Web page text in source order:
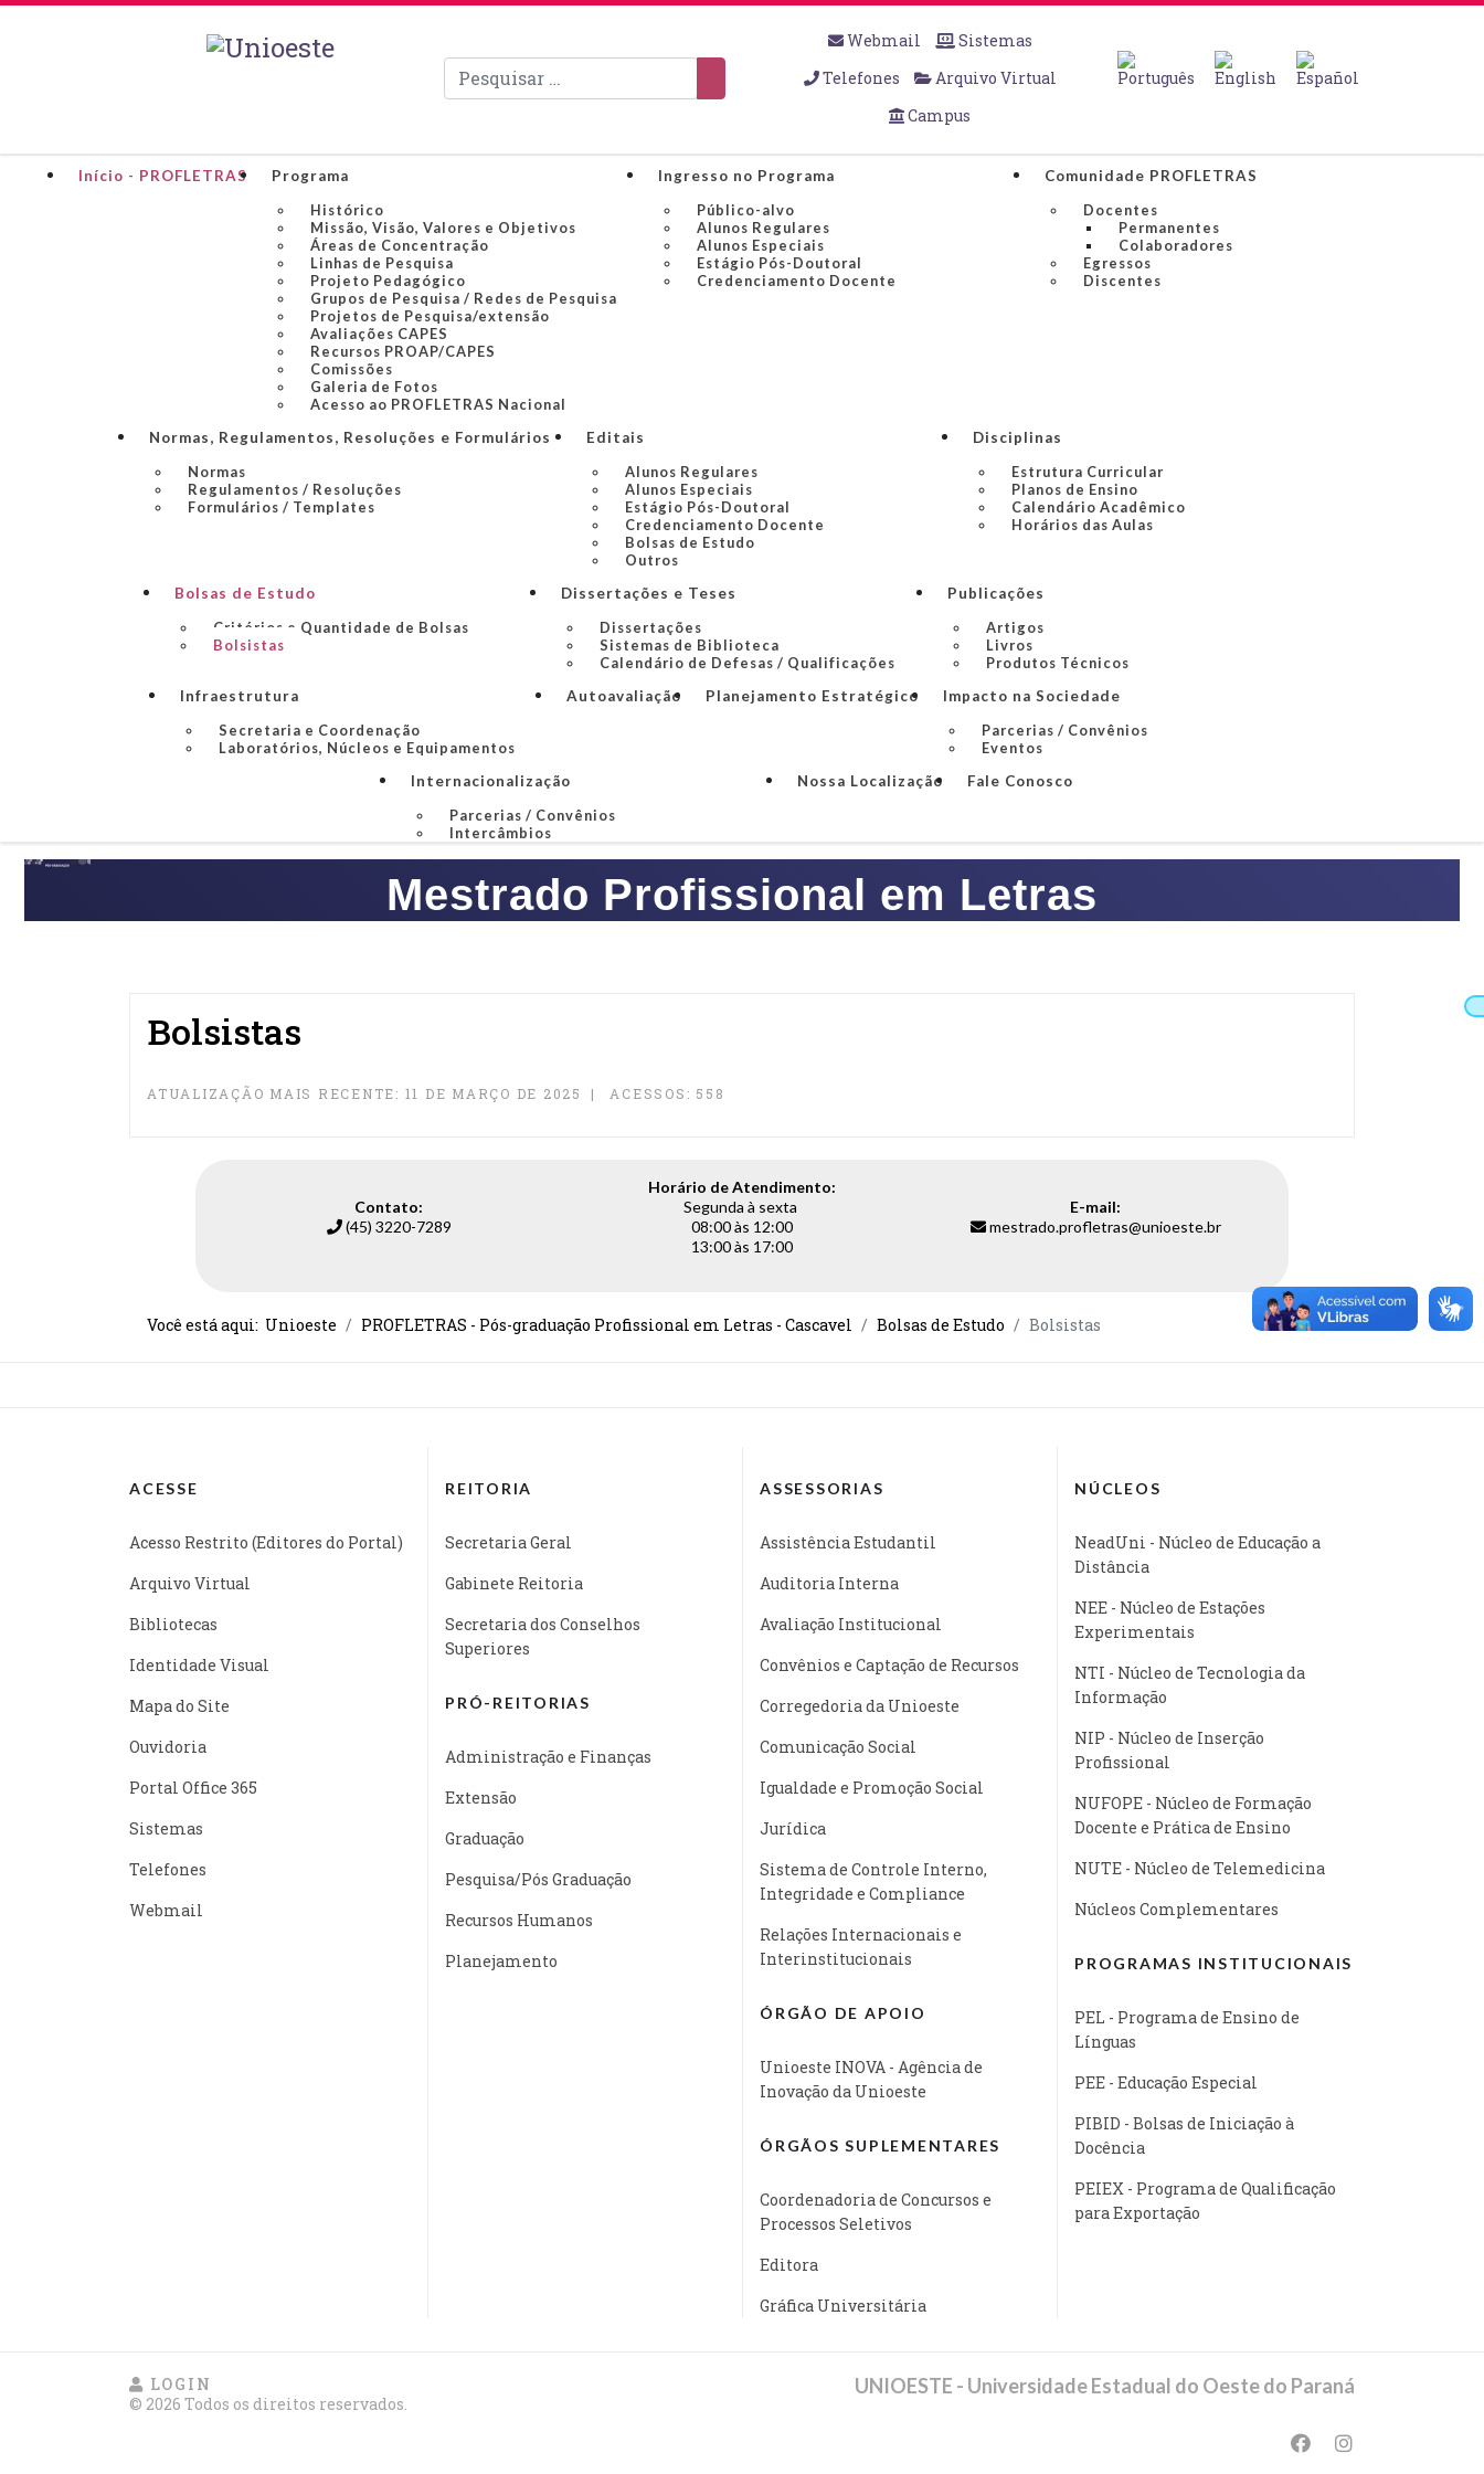
Pesquisar
Webmail
Sistemas
Telefones
Arquivo Virtual
Campus
Início - PROFLETRAS
Programa
Histórico
Missão, Visão, Valores e Objetivos
Áreas de Concentração
Linhas de Pesquisa
Projeto Pedagógico
Grupos de Pesquisa / Redes de Pesquisa
Projetos de Pesquisa/extensão
Avaliações CAPES
Recursos PROAP/CAPES
Comissões
Galeria de Fotos
Acesso ao PROFLETRAS Nacional
Ingresso no Programa
Público-alvo
Alunos Regulares
Alunos Especiais
Estágio Pós-Doutoral
Credenciamento Docente
Comunidade PROFLETRAS
Docentes
Permanentes
Colaboradores
Egressos
Discentes
Normas, Regulamentos, Resoluções e Formulários
Normas
Regulamentos / Resoluções
Formulários / Templates
Editais
Alunos Regulares
Alunos Especiais
Estágio Pós-Doutoral
Credenciamento Docente
Bolsas de Estudo
Outros
Disciplinas
Estrutura Curricular
Planos de Ensino
Calendário Acadêmico
Horários das Aulas
Bolsas de Estudo
Critérios e Quantidade de Bolsas
Bolsistas
Dissertações e Teses
Dissertações
Sistemas de Biblioteca
Calendário de Defesas / Qualificações
Publicações
Artigos
Livros
Produtos Técnicos
Infraestrutura
Secretaria e Coordenação
Laboratórios, Núcleos e Equipamentos
Autoavaliação Planejamento Estratégico
Impacto na Sociedade
Parcerias / Convênios
Eventos
Internacionalização
Parcerias / Convênios
Intercâmbios
Nossa Localização Fale Conosco
Mestrado Profissional em Letras
Bolsistas
ATUALIZAÇÃO MAIS RECENTE: 11 DE MARÇO DE 2025 ACESSOS: 558
Contato:
(45) 3220-7289
Horário de Atendimento:
Segunda à sexta
08:00 às 12:00
13:00 às 17:00
E-mail:
mestrado.profletras@unioeste.br
Você está aqui: Unioeste PROFLETRAS - Pós-graduação Profissional em Letras - Cascavel Bolsas de Estudo Bolsistas
ACESSE
Acesso Restrito (Editores do Portal)
Arquivo Virtual
Bibliotecas
Identidade Visual
Mapa do Site
Ouvidoria
Portal Office 365
Sistemas
Telefones
Webmail
REITORIA
Secretaria Geral
Gabinete Reitoria
Secretaria dos Conselhos
Superiores
PRÓ-REITORIAS
Administração e Finanças
Extensão
Graduação
Pesquisa/Pós Graduação
Recursos Humanos
Planejamento
ASSESSORIAS
Assistência Estudantil
Auditoria Interna
Avaliação Institucional
Convênios e Captação de Recursos
Corregedoria da Unioeste
Comunicação Social
Igualdade e Promoção Social
Jurídica
Sistema de Controle Interno,
Integridade e Compliance
Relações Internacionais e
Interinstitucionais
ÓRGÃO DE APOIO
Unioeste INOVA - Agência de
Inovação da Unioeste
ÓRGÃOS SUPLEMENTARES
Coordenadoria de Concursos e
Processos Seletivos
Editora
Gráfica Universitária
NÚCLEOS
NeadUni - Núcleo de Educação a
Distância
NEE - Núcleo de Estações
Experimentais
NTI - Núcleo de Tecnologia da
Informação
NIP - Núcleo de Inserção
Profissional
NUFOPE - Núcleo de Formação
Docente e Prática de Ensino
NUTE - Núcleo de Telemedicina
Núcleos Complementares
PROGRAMAS INSTITUCIONAIS
PEL - Programa de Ensino de
Línguas
PEE - Educação Especial
PIBID - Bolsas de Iniciação à
Docência
PEIEX - Programa de Qualificação
para Exportação
LOGIN
© 2026 Todos os direitos reservados.
UNIOESTE - Universidade Estadual do Oeste do Paraná